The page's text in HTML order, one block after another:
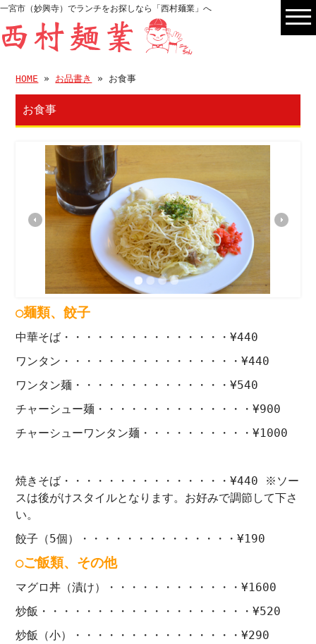
一宮市（妙興寺）でランチをお探しなら「西村麺業」へ
HOME » お品書き » お食事
お食事
○麺類、餃子
中華そば・・・・・・・・・・・・・・・¥440
ワンタン・・・・・・・・・・・・・・・・¥440
ワンタン麺・・・・・・・・・・・・・・¥540
チャーシュー麺・・・・・・・・・・・・・・¥900
チャーシューワンタン麺・・・・・・・・・・¥1000
焼きそば・・・・・・・・・・・・・・・¥440 ※ソー
スは後がけスタイルとなります。お好みで調節して下さ
い。
餃子（5個）・・・・・・・・・・・・・・¥190
○ご飯類、その他
マグロ丼（漬け）・・・・・・・・・・・・¥1600
炒飯・・・・・・・・・・・・・・・・・・・¥520
炒飯（小）・・・・・・・・・・・・・・・¥290